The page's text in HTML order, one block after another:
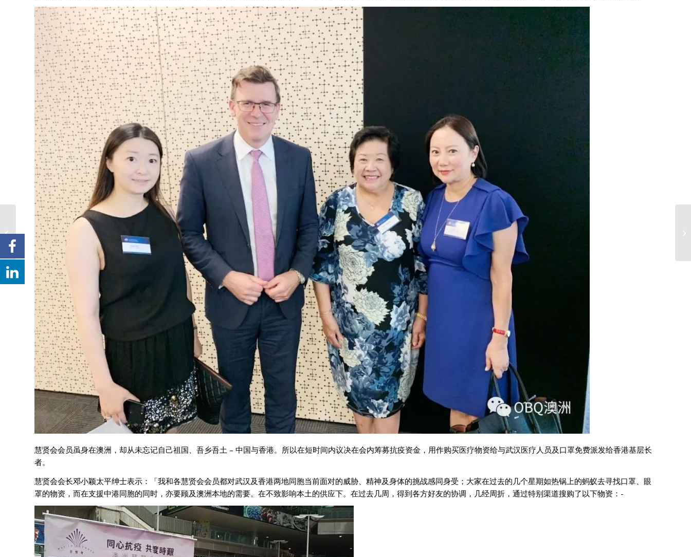
慧贤会会员虽身在澳洲，却从未忘记自己祖国、吾乡吾土 – 中国与香港。所以在短时间内议决在会内筹募抗疫资金，用作购买医疗物资给与武汉医疗人员及口罩免费派发给香港基层长
者。
慧贤会会长邓小颖太平绅士表示：「我和各慧贤会会员都对武汉及香港两地同胞当前面对的威胁、精神及身体的挑战感同身受；大家在过去的几个星期如热锅上的蚂蚁去寻找口罩、眼
罩的物资，而在支援中港同胞的同时，亦要顾及澳洲本地的需要。在不致影响本土的供应下。在过去几周，得到各方好友的协调，几经周折，通过特别渠道搜购了以下物资：-
Way In Network
donate anti-epidemic
medical supplies to
support Mainland
China,...